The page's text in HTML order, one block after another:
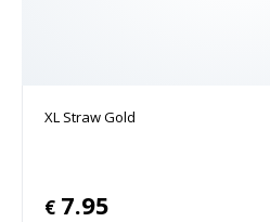
XL Straw Gold
€ 7.95